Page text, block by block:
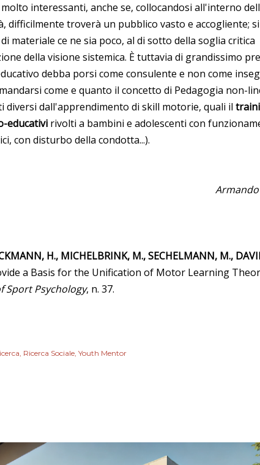
interessanti, anche se, collocandosi all'interno
difficilmente troverà un pubblico vasto e accogliente;
materiale ce ne sia poco, al di sotto della soglia critica
della visione sistemica. È tuttavia di grandissimo
debba porsi come consulente e non come
come e quanto il concetto di Pedagogia non-
diversi dall'apprendimento di skill motorie, quali il
educativi rivolti a bambini e adolescenti con
con disturbo della condotta...).
H., MICHELBRINK, M., SECHELMANN, M.,
a Basis for the Unification of Motor Learning
Sport Psychology, n. 37.
Ricerca Sociale Youth Mentor